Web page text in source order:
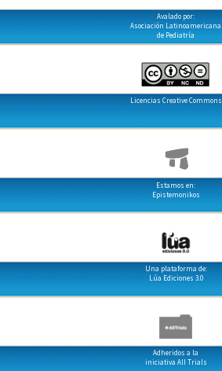
Avalado por:
Asociación Latinoamericana
de Pediatría
Licencias Creative Commons
Estamos en:
Epistemonikos
Una plataforma de:
Lúa Ediciones 3.0
Adheridos a la
iniciativa All Trials